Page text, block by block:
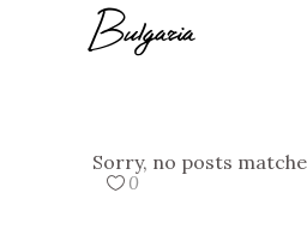
Bulgaria
Sorry, no posts
0